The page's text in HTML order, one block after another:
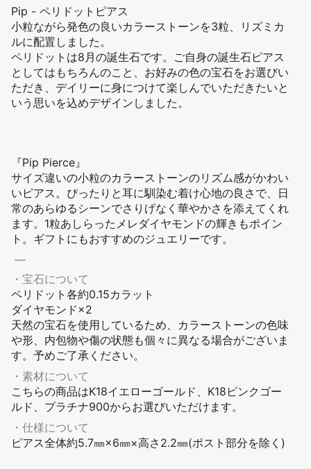
Pip - ペリドットピアス
小粒ながら発色の良いカラーストーンを3粒、リズミカ
ルに配置しました。
ペリドットは8月の誕生石です。 ご自身の誕生石ピアス
としてはもちろんのこと、お好みの色の宝石をお選びい
ただき、デイリーに身につけて楽しんでいただきたいと
いう思いを込めデザインしました。
『Pip Pierce』
サイズ違いの小粒のカラーストーンのリズム感がかわい
いピアス。ぴったりと耳に馴染む着け心地の良さで、日
常のあらゆるシーンでさりげなく華やかさを添えてくれ
ます。1粒あしらったメレダイヤモンドの輝きもポイン
ト。ギフトにもおすすめのジュエリーです。
―
・宝石について
ペリドット各約0.15カラット
ダイヤモンド×2
天然の宝石を使用しているため、カラーストーンの色味
や形、内包物や傷の状態も個々に異なる場合がございま
す。予めご了承ください。
・素材について
こちらの商品はK18イエローゴールド、K18ピンクゴー
ルド、プラチナ900からお選びいただけます。
・仕様について
ピアス全体約5.7㎜×6㎜×高さ2.2㎜(ポスト部分を除く)